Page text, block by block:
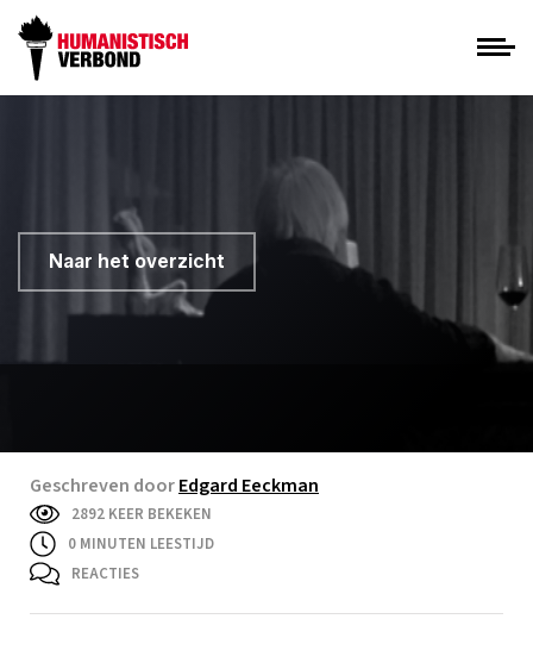
Naar het overzicht
Geschreven doorEdgard Eeckman
2892 KEER BEKEKEN
0 MINUTEN LEESTIJD
REACTIES